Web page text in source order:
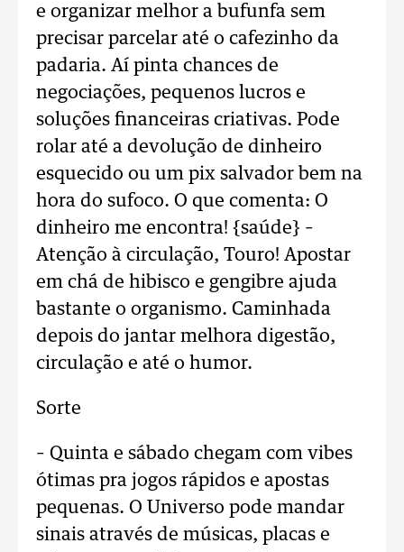
e organizar melhor a bufunfa sem
precisar parcelar até o cafezinho da
padaria. Aí pinta chances de
negociações, pequenos lucros e
soluções financeiras criativas. Pode
rolar até a devolução de dinheiro
esquecido ou um pix salvador bem na
hora do sufoco. O que comenta: O
dinheiro me encontra! {saúde} –
Atenção à circulação, Touro! Apostar
em chá de hibisco e gengibre ajuda
bastante o organismo. Caminhada
depois do jantar melhora digestão,
circulação e até o humor.
Sorte
– Quinta e sábado chegam com vibes
ótimas pra jogos rápidos e apostas
pequenas. O Universo pode mandar
sinais através de músicas, placas e